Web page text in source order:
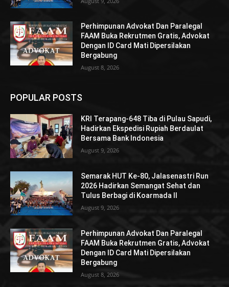
Perhimpunan Advokat Dan Paralegal
FAAM Buka Rekrutmen Gratis, Advokat
Dengan ID Card Mati Dipersilakan
Bergabung
August 8, 2026
POPULAR POSTS
KRI Terapang-648 Tiba di Pulau Sapudi,
Hadirkan Ekspedisi Rupiah Berdaulat
Bersama Bank Indonesia
August 9, 2026
Semarak HUT Ke-80, Jalasenastri Run
2026 Hadirkan Semangat Sehat dan
Tulus Berbagi di Koarmada II
August 9, 2026
Perhimpunan Advokat Dan Paralegal
FAAM Buka Rekrutmen Gratis, Advokat
Dengan ID Card Mati Dipersilakan
Bergabung
August 8, 2026